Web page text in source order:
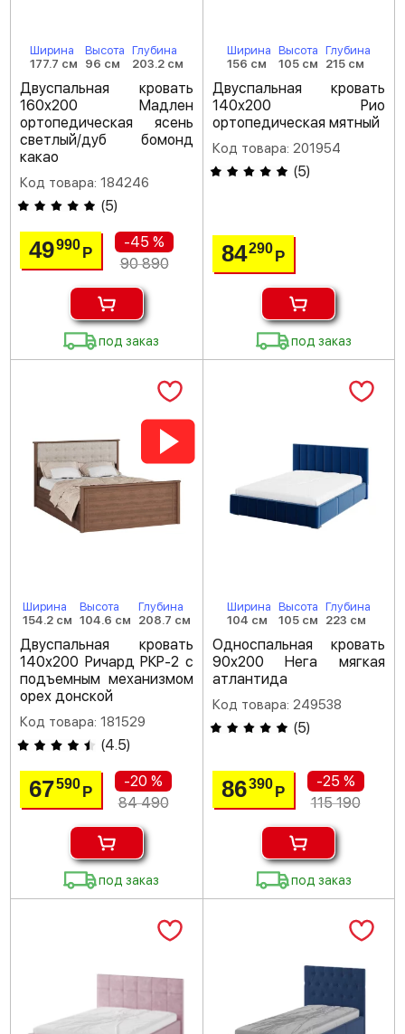
Ширина
177.7 см
Высота
96 см
Глубина
203.2 см
Двуспальная кровать
160х200 Мадлен
ортопедическая ясень
светлый/дуб бомонд
какао
Код товара: 184246
(5)
49990Р
-45 %
90 890
под заказ
Ширина
156 см
Высота
105 см
Глубина
215 см
Двуспальная кровать
140х200 Рио
ортопедическая мятный
Код товара: 201954
(5)
84290 Р
под заказ
Ширина
154.2 см
Высота
104.6 см
Глубина
208.7 см
Двуспальная кровать
140х200 Ричард РКР-2 с
подъемным механизмом
орех донской
Код товара: 181529
(4.5)
67590Р
-20 %
84 490
под заказ
Ширина
104 см
Высота
105 см
Глубина
223 см
Односпальная кровать
90х200 Нега мягкая
атлантида
Код товара: 249538
(5)
86390 Р
-25 %
115 190
под заказ